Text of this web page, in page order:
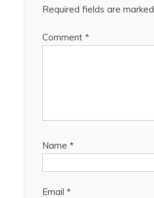
Required fields are marked
Comment *
Name *
Email *